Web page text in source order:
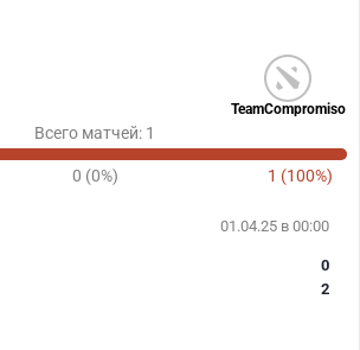
TeamCompromiso
Всего матчей: 1
0 (0%) 1 (100%)
01.04.25 в 00:00
0
2